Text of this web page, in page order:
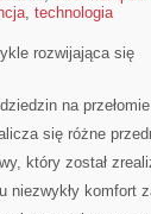
, technologia
rozwijająca się
na
się różne
który został
niezwykły komfort